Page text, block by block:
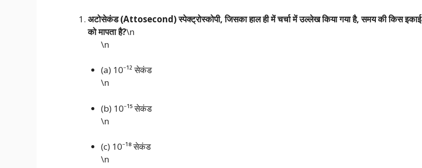
अटोसेकंड (Attosecond) स्पेक्ट्रोस्कोपी, जिसका हाल ही में चर्चा में उल्लेख किया गया है, समय की किस इकाई
को मापता है?\n
\n
(a) 10⁻¹² सेकंड
\n
(b) 10⁻¹⁵ सेकंड
\n
(c) 10⁻¹⁸ सेकंड
\n